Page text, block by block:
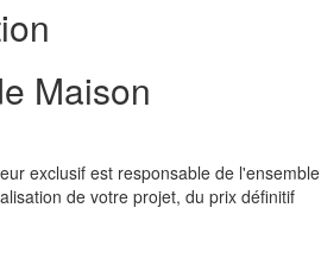
Maison
exclusif est responsable de l'ensemble
de votre projet, du prix définitif